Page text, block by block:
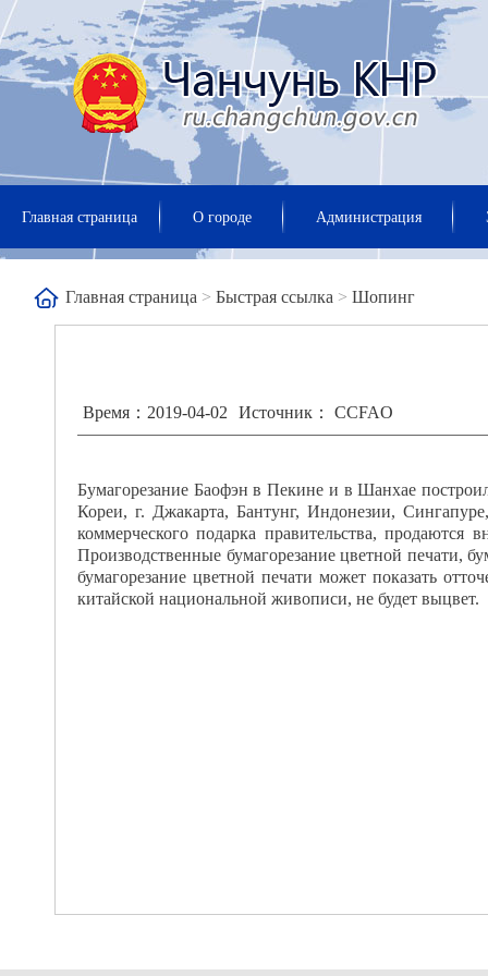
Главная страница О городе Администрация
Главная страница > Быстрая ссылка > Шопинг
Время：2019-04-02 Источник： CCFAO
Бумагорезание Баофэн в Пекине и в Шанхае
Кореи, г. Джакарта, Бантунг, Индонезии,
коммерческого подарка правительства,
Производственные бумагорезание цветной печати,
бумагорезание цветной печати может показать
китайской национальной живописи, не будет выцвет.